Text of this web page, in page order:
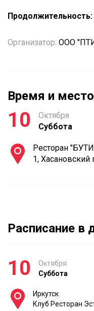
Продолжительность:
Организатор: ООО
Время и
10
Октября
Суббота
Ресторан
1, Хасановский
Расписание в
10
Октября
Суббота
Иркутск
Клуб Ресторан